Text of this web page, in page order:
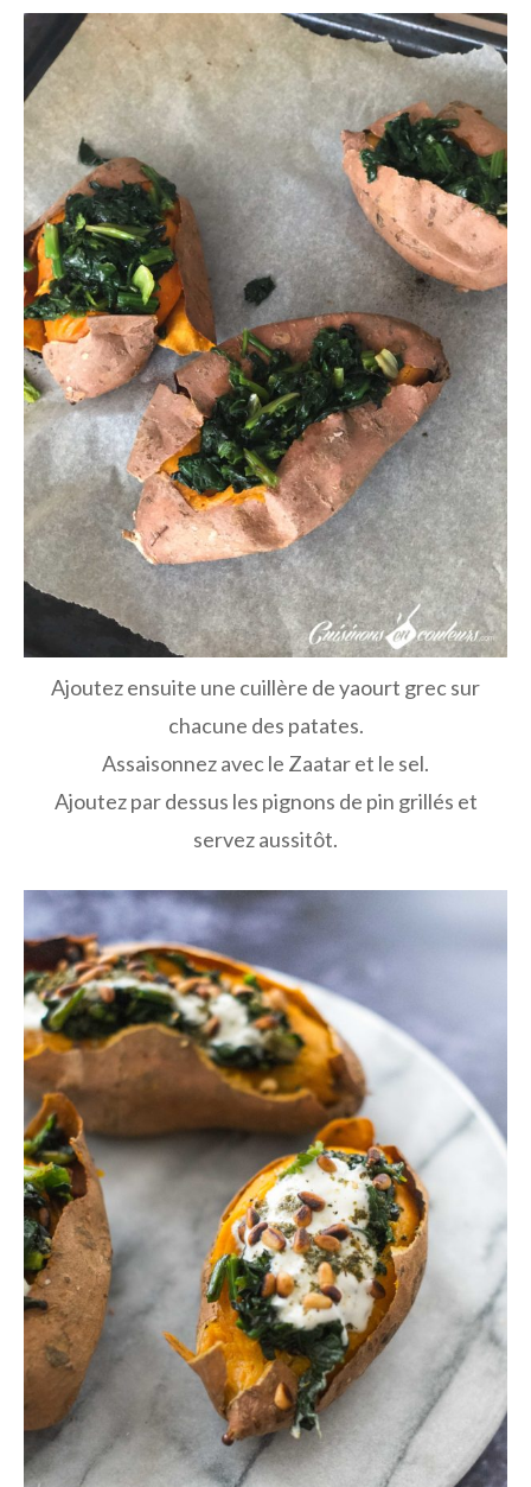
Ajoutez ensuite une cuillère de yaourt grec sur
chacune des patates.
Assaisonnez avec le Zaatar et le sel.
Ajoutez par dessus les pignons de pin grillés et
servez aussitôt.